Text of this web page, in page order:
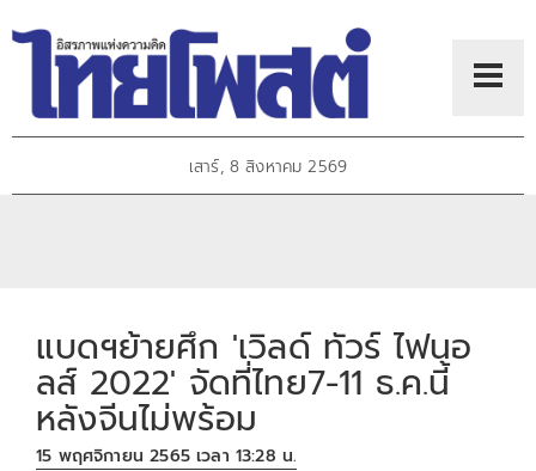
เสาร์, 8 สิงหาคม 2569
แบดฯย้ายศึก 'เวิลด์ ทัวร์ ไฟนอ
ลส์ 2022' จัดที่ไทย7-11 ธ.ค.นี้
หลังจีนไม่พร้อม
15 พฤศจิกายน 2565 เวลา 13:28 น.